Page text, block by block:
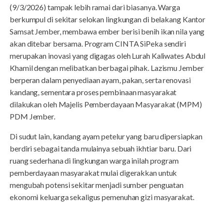
(9/3/2026) tampak lebih ramai dari biasanya. Warga
berkumpul di sekitar selokan lingkungan di belakang Kantor
Samsat Jember, membawa ember berisi benih ikan nila yang
akan ditebar bersama. Program CINTA SiPeka sendiri
merupakan inovasi yang digagas oleh Lurah Kaliwates Abdul
Khamil dengan melibatkan berbagai pihak. Lazismu Jember
berperan dalam penyediaan ayam, pakan, serta renovasi
kandang, sementara proses pembinaan masyarakat
dilakukan oleh Majelis Pemberdayaan Masyarakat (MPM)
PDM Jember.
Di sudut lain, kandang ayam petelur yang baru dipersiapkan
berdiri sebagai tanda mulainya sebuah ikhtiar baru. Dari
ruang sederhana di lingkungan warga inilah program
pemberdayaan masyarakat mulai digerakkan untuk
mengubah potensi sekitar menjadi sumber penguatan
ekonomi keluarga sekaligus pemenuhan gizi masyarakat.